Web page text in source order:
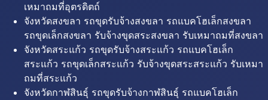
เหมาถมที่อุตรดิตถ์
จังหวัดสงขลา รถขุดรับจ้างสงขลา รถแบคโฮเล็กสงขลา
รถขุดเล็กสงขลา รับจ้างขุดสระสงขลา รับเหมาถมที่สงขลา
จังหวัดสระแก้ว รถขุดรับจ้างสระแก้ว รถแบคโฮเล็ก
สระแก้ว รถขุดเล็กสระแก้ว รับจ้างขุดสระสระแก้ว รับเหมา
ถมที่สระแก้ว
จังหวัดกาฬสินธุ์ รถขุดรับจ้างกาฬสินธุ์ รถแบคโฮเล็ก